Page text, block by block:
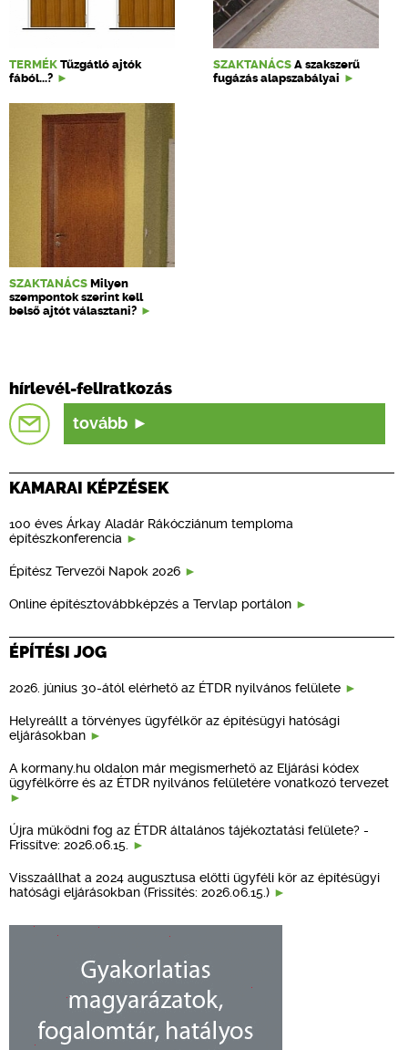
TERMÉK Tűzgátló ajtók
fából...?
SZAKTANÁCS A szakszerű
fugázás alapszabályai
SZAKTANÁCS Milyen
szempontok szerint kell
belső ajtót választani?
hírlevél-feliratkozás
tovább
KAMARAI KÉPZÉSEK
100 éves Árkay Aladár Rákócziánum temploma
építészkonferencia
Építész Tervezői Napok 2026
Online építésztovábbképzés a Tervlap portálon
ÉPÍTÉSI JOG
2026. június 30-ától elérhető az ÉTDR nyilvános felülete
Helyreállt a törvényes ügyfélkör az építésügyi hatósági
eljárásokban
A kormany.hu oldalon már megismerhető az Eljárási kódex
ügyfélkörre és az ÉTDR nyilvános felületére vonatkozó tervezet
Újra működni fog az ÉTDR általános tájékoztatási felülete? -
Frissítve: 2026.06.15.
Visszaállhat a 2024 augusztusa előtti ügyféli kör az építésügyi
hatósági eljárásokban (Frissítés: 2026.06.15.)